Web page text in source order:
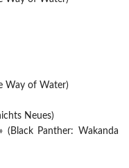
Way of Water)
Neues)
(Black Panther: Wakanda